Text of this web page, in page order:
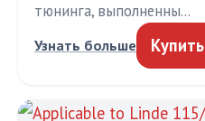
тюнинга, выполненны…
Узнать больше Купить